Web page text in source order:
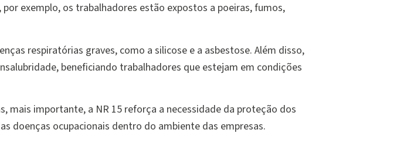
exemplo, os trabalhadores estão expostos a poeiras, fumos,
respiratórias graves, como a silicose e a asbestose. Além disso,
beneficiando trabalhadores que estejam em condições
mais importante, a NR 15 reforça a necessidade da proteção dos
doenças ocupacionais dentro do ambiente das empresas.